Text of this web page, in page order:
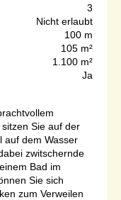
3
Nicht erlaubt
100 m
105 m²
1.100 m²
Ja
Sie auf der
auf dem Wasser
zwitschernde
Bad im
Sie sich
zum Verweilen